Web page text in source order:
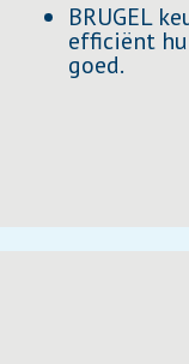
BRUGEL
efficiënt
goed.